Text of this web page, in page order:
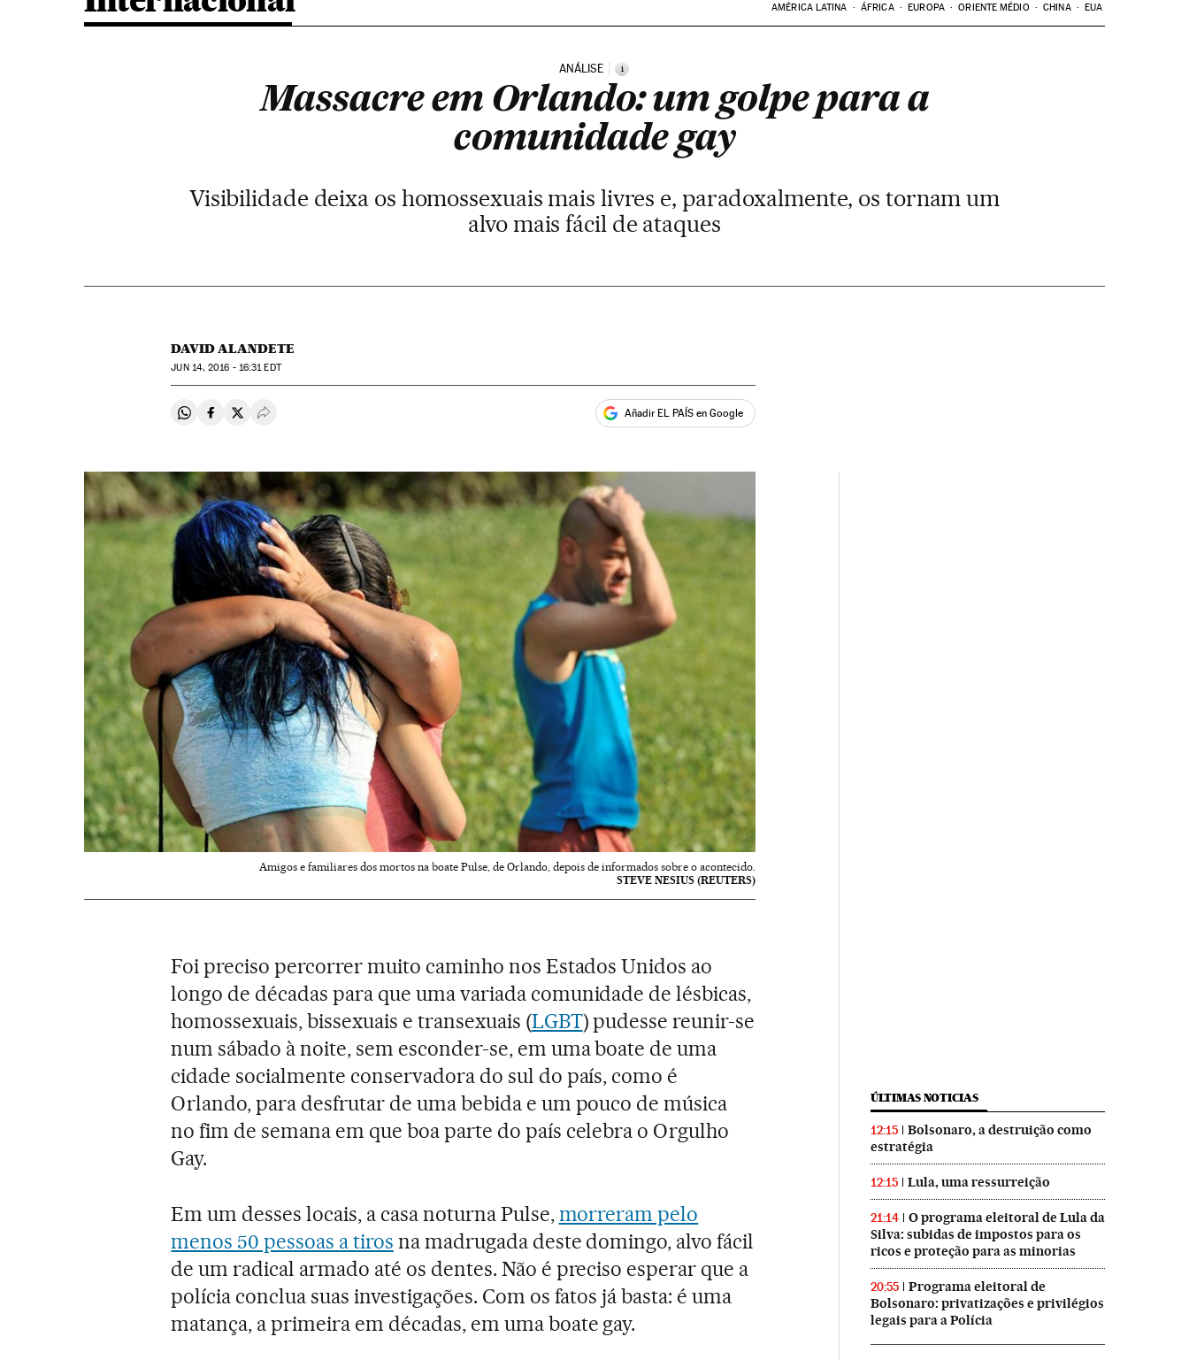
AMÉRICA LATINA ÁFRICA EUROPA ORIENTE MÉDIO CHINA EUA
ANÁLISE i
Massacre em Orlando: um golpe para a
comunidade gay
Visibilidade deixa os homossexuais mais livres e, paradoxalmente, os tornam um
alvo mais fácil de ataques
DAVID ALANDETE
JUN14, 2016 - 16:31EDT
Compartir en Whatsapp
Compartir en Facebook
Compartir en Twitter
Desplegar Redes Sociales Añadir EL PAÍS en Google
Amigos e familiares dos mortos na boate Pulse, de Orlando, depois de informados sobre o acontecido.
STEVE NESIUS (REUTERS)
Foi preciso percorrer muito caminho nos Estados Unidos ao
longo de décadas para que uma variada comunidade de lésbicas,
homossexuais, bissexuais e transexuais (LGBT) pudesse reunir-se
num sábado à noite, sem esconder-se, em uma boate de uma
cidade socialmente conservadora do sul do país, como é
Orlando, para desfrutar de uma bebida e um pouco de música
no fim de semana em que boa parte do país celebra o Orgulho
Gay.
Em um desses locais, a casa noturna Pulse,morreram pelo
menos 50 pessoas a tiros na madrugada deste domingo, alvo fácil
de um radical armado até os dentes. Não é preciso esperar que a
polícia conclua suas investigações. Com os fatos já basta: é uma
matança, a primeira em décadas, em uma boate gay.
ÚLTIMAS NOTICIAS
12:15
Bolsonaro, a destruição como
estratégia
12:15 Lula, uma ressurreição
21:14
O programa eleitoral de Lula da
Silva: subidas de impostos para os
ricos e proteção para as minorias
20:55
Programa eleitoral de
Bolsonaro: privatizações e privilégios
legais para a Polícia